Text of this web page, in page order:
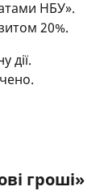
НБУ».
20%.
дії.
гроші»